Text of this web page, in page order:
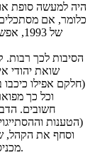
כלומר, אם
של
הסיבות לכך רבות.
שואת יהודי
(חלקם אפילו
וכל כך
חשובים.
(הטענות
וסחף את הקהל,
מכניס של אותה שנה בקולנוע, עם כמעט 100 מיליון דולר.